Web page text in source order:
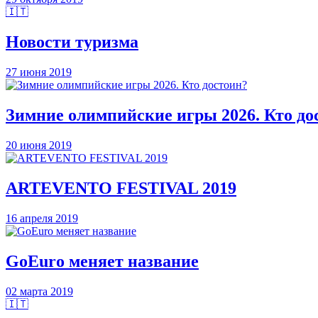
🇮🇹
Новости туризма
27 июня 2019
Зимние олимпийские игры 2026. Кто
20 июня 2019
ARTEVENTO FESTIVAL 2019
16 апреля 2019
GoEuro меняет название
02 марта 2019
🇮🇹